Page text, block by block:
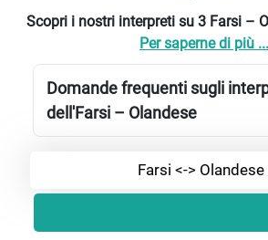
Scopri i nostri interpreti su 3 Farsi –
Per saperne di più ...
Domande frequenti sugli
dell'Farsi – Olandese
Farsi <-> Olandese